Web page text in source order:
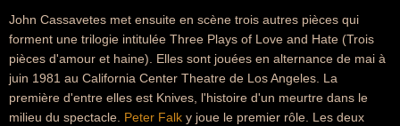
John Cassavetes met ensuite en scène trois autres pièces qui
forment une trilogie intitulée Three Plays of Love and Hate (Trois
pièces d'amour et haine). Elles sont jouées en alternance de mai à
juin 1981 au California Center Theatre de Los Angeles. La
première d'entre elles est Knives, l'histoire d'un meurtre dans le
milieu du spectacle. Peter Falk y joue le premier rôle. Les deux